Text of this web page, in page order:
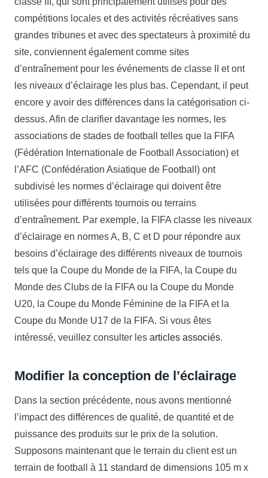
compétitions locales et des activités récréatives sans
grandes tribunes et avec des spectateurs à proximité du
site, conviennent également comme sites
d’entraînement pour les événements de classe II et ont
les niveaux d’éclairage les plus bas. Cependant, il peut
encore y avoir des différences dans la catégorisation ci-
dessus. Afin de clarifier davantage les normes, les
associations de stades de football telles que la FIFA
(Fédération Internationale de Football Association) et
l’AFC (Confédération Asiatique de Football) ont
subdivisé les normes d’éclairage qui doivent être
utilisées pour différents tournois ou terrains
d’entraînement. Par exemple, la FIFA classe les niveaux
d’éclairage en normes A, B, C et D pour répondre aux
besoins d’éclairage des différents niveaux de tournois
tels que la Coupe du Monde de la FIFA, la Coupe du
Monde des Clubs de la FIFA ou la Coupe du Monde
U20, la Coupe du Monde Féminine de la FIFA et la
Coupe du Monde U17 de la FIFA. Si vous êtes
intéressé, veuillez consulter les articles associés.
Modifier la conception de l’éclairage
Dans la section précédente, nous avons mentionné
l’impact des différences de qualité, de quantité et de
puissance des produits sur le prix de la solution.
Supposons maintenant que le terrain du client est un
terrain de football à 11 standard de dimensions 105 m x